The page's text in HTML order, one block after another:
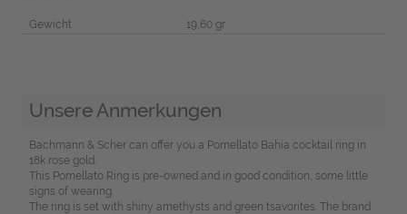
Gewicht 19,60 gr
Unsere Anmerkungen
Bachmann & Scher can offer you a Pomellato Bahia cocktail ring in
18k rose gold.
This Pomellato Ring is pre-owned and in good condition, some little
signs of wearing.
The ring is set with shiny amethysts and green tsavorites. The brand